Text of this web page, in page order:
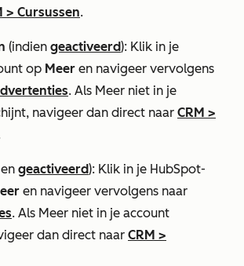
> Cursussen.
(indien geactiveerd): Klik in je
op Meer en navigeer vervolgens
. Als Meer niet in je
navigeer dan direct naar CRM >
geactiveerd): Klik in je HubSpot-
en navigeer vervolgens naar
. Als Meer niet in je account
dan direct naar CRM >